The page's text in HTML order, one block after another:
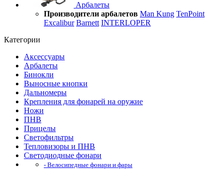
Арбалеты
Производители арбалетов Man Kung TenPoint
Excalibur Barnett INTERLOPER
Категории
Аксессуары
Арбалеты
Бинокли
Выносные кнопки
Дальномеры
Крепления для фонарей на оружие
Ножи
ПНВ
Прицелы
Светофильтры
Тепловизоры и ПНВ
Светодиодные фонари
- Велосипедные фонари и фары